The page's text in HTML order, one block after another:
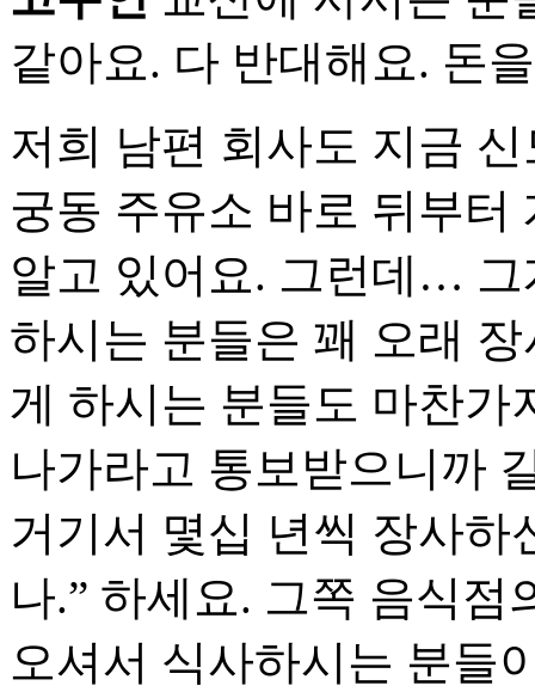
같아요. 다 반대해요. 돈
저희 남편 회사도 지금
궁동 주유소 바로 뒤부터
알고 있어요. 그런데… 그
하시는 분들은 꽤 오래
게 하시는 분들도 마찬가
나가라고 통보받으니까
거기서 몇십 년씩 장사하
나.” 하세요. 그쪽 음식
오셔서 식사하시는 분들